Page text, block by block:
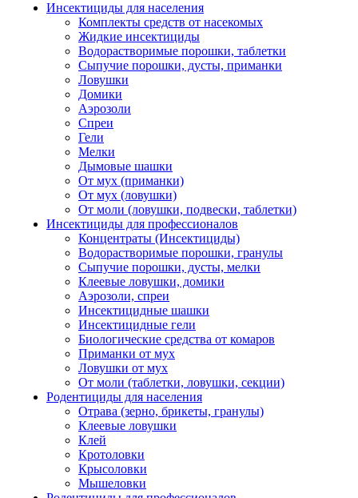
Инсектициды для населения
Комплекты средств от насекомых
Жидкие инсектициды
Водорастворимые порошки, таблетки
Сыпучие порошки, дусты, приманки
Ловушки
Домики
Аэрозоли
Спреи
Гели
Мелки
Дымовые шашки
От мух (приманки)
От мух (ловушки)
От моли (ловушки, подвески, таблетки)
Инсектициды для профессионалов
Концентраты (Инсектициды)
Водорастворимые порошки, гранулы
Сыпучие порошки, дусты, мелки
Клеевые ловушки, домики
Аэрозоли, спреи
Инсектицидные шашки
Инсектицидные гели
Биологические средства от комаров
Приманки от мух
Ловушки от мух
От моли (таблетки, ловушки, секции)
Родентициды для населения
Отрава (зерно, брикеты, гранулы)
Клеевые ловушки
Клей
Кротоловки
Крысоловки
Мышеловки